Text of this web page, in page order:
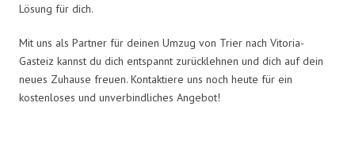
Lösung für dich.
Mit uns als Partner für deinen Umzug von Trier nach Vitoria-
Gasteiz kannst du dich entspannt zurücklehnen und dich auf dein
neues Zuhause freuen. Kontaktiere uns noch heute für ein
kostenloses und unverbindliches Angebot!